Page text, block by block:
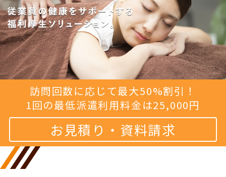
訪問回数に応じて最大50%割引！
1回の最低派遣利用料金は25,000円
お見積り・資料請求